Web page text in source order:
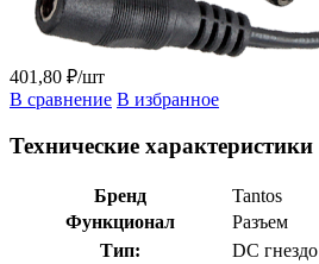
401,80 ₽/шт
В сравнение В избранное
Технические характеристики
Бренд
Tantos
Функционал
Разъем
Тип:
DC гнездо